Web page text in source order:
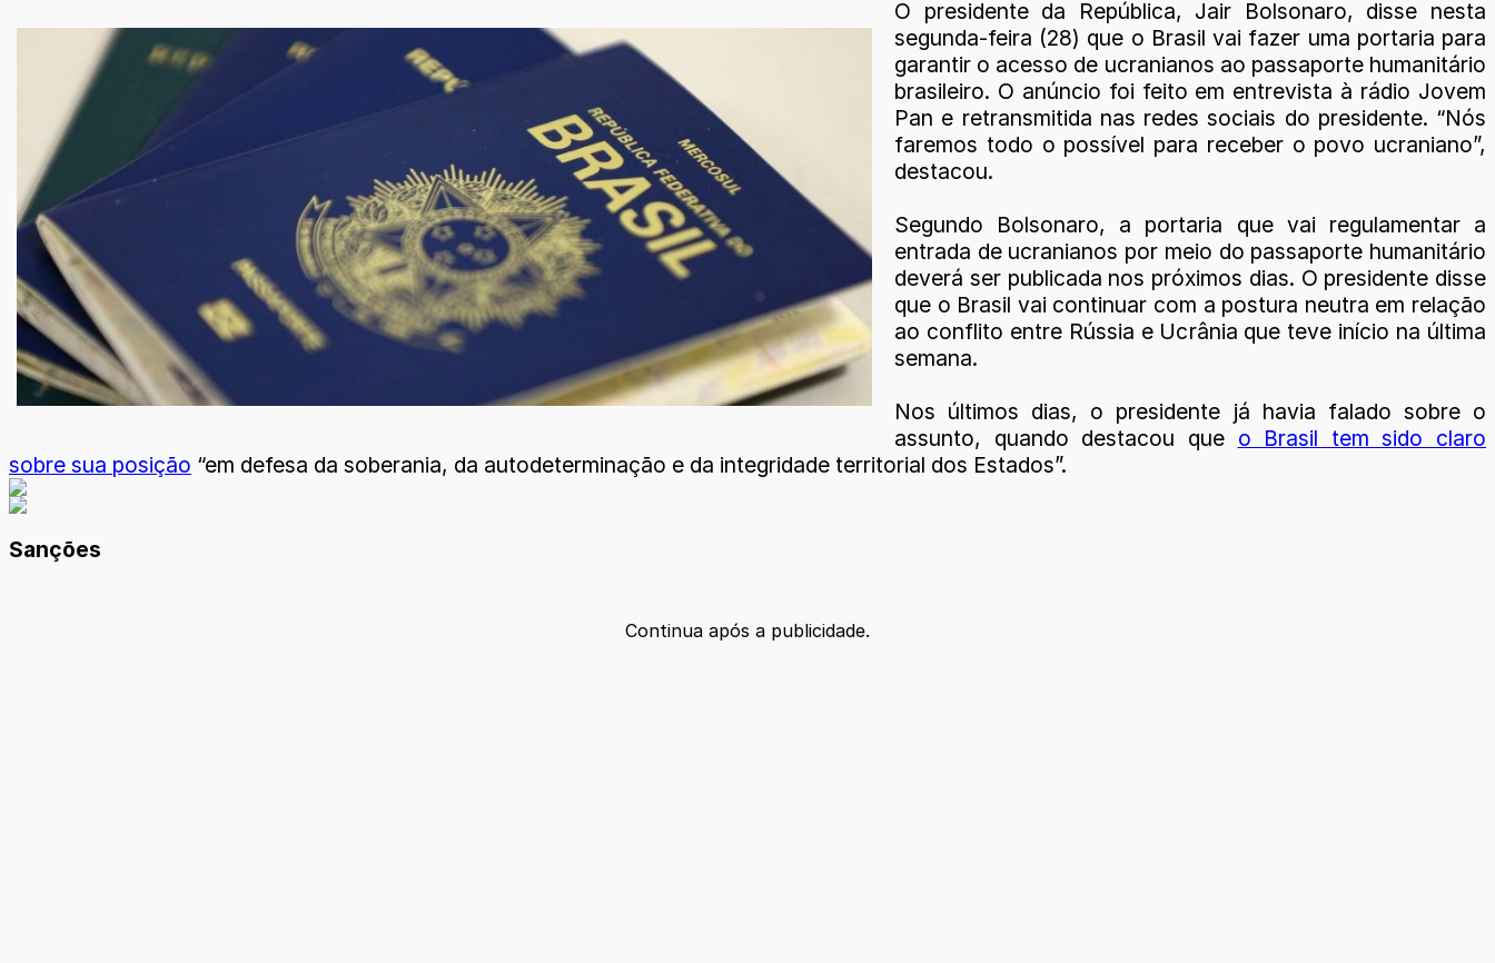
O presidente da República, Jair Bolsonaro, disse nesta
segunda-feira (28) que o Brasil vai fazer uma portaria para
garantir o acesso de ucranianos ao passaporte humanitário
brasileiro. O anúncio foi feito em entrevista à rádio Jovem
Pan e retransmitida nas redes sociais do presidente. “Nós
faremos todo o possível para receber o povo ucraniano”,
destacou.
Segundo Bolsonaro, a portaria que vai regulamentar a
entrada de ucranianos por meio do passaporte humanitário
deverá ser publicada nos próximos dias. O presidente disse
que o Brasil vai continuar com a postura neutra em relação
ao conflito entre Rússia e Ucrânia que teve início na última
semana.
Nos últimos dias, o presidente já havia falado sobre o
assunto, quando destacou que o Brasil tem sido claro
sobre sua posição “em defesa da soberania, da autodeterminação e da integridade territorial dos Estados”.
Sanções
Continua após a publicidade.